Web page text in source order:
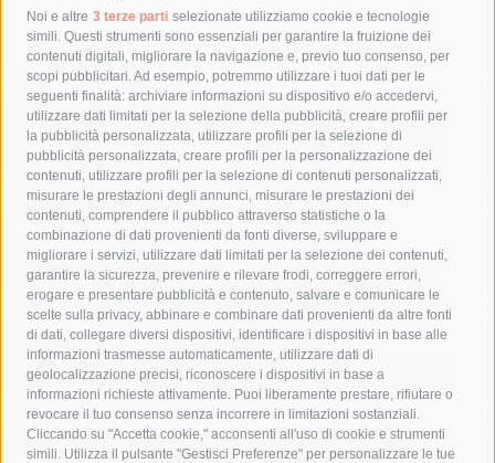
Noi e altre 3 terze parti selezionate utilizziamo cookie e tecnologie
simili. Questi strumenti sono essenziali per garantire la fruizione dei
contenuti digitali, migliorare la navigazione e, previo tuo consenso, per
scopi pubblicitari. Ad esempio, potremmo utilizzare i tuoi dati per le
seguenti finalità: archiviare informazioni su dispositivo e/o accedervi,
utilizzare dati limitati per la selezione della pubblicità, creare profili per
la pubblicità personalizzata, utilizzare profili per la selezione di
pubblicità personalizzata, creare profili per la personalizzazione dei
contenuti, utilizzare profili per la selezione di contenuti personalizzati,
misurare le prestazioni degli annunci, misurare le prestazioni dei
contenuti, comprendere il pubblico attraverso statistiche o la
combinazione di dati provenienti da fonti diverse, sviluppare e
migliorare i servizi, utilizzare dati limitati per la selezione dei contenuti,
garantire la sicurezza, prevenire e rilevare frodi, correggere errori,
erogare e presentare pubblicità e contenuto, salvare e comunicare le
scelte sulla privacy, abbinare e combinare dati provenienti da altre fonti
di dati, collegare diversi dispositivi, identificare i dispositivi in base alle
informazioni trasmesse automaticamente, utilizzare dati di
geolocalizzazione precisi, riconoscere i dispositivi in base a
informazioni richieste attivamente. Puoi liberamente prestare, rifiutare o
revocare il tuo consenso senza incorrere in limitazioni sostanziali.
Cliccando su "Accetta cookie," acconsenti all'uso di cookie e strumenti
simili. Utilizza il pulsante "Gestisci Preferenze" per personalizzare le tue
Tag
acqua allerta meteo
anas
area marina protetta di punta campanella
arresto
Asl Napoli 3 sud
capitaneria di porto capri
carabinieri
castellammare di stabia
circumvesuviana
comune di sorrento
concerto
contagi
costiera amalfitana
covid-19 eav
elezioni
fondazione sorrento
gori guardia costiera
incidente
lavori
lorenzo balducelli mare
massa lubrense
massimo coppola
Meta napoli
ordinanza
penisola sorrentina
piano di sorrento
polizia municipale
protezione civile
Regione Campania
sant'agnello
sindaco cuomo
sorrento studenti temporali treni